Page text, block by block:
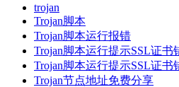
trojan
Trojan脚本
Trojan脚本运行报错
Trojan脚本运行提示SSL证书
Trojan脚本运行提示SSL证书
Trojan节点地址免费分享